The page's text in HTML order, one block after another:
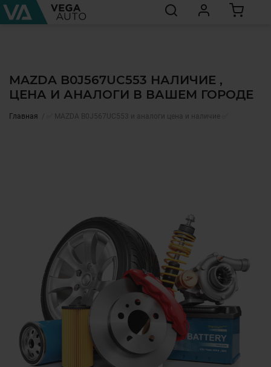
MAZDA B0J567UC553 НАЛИЧИЕ ,
ЦЕНА И АНАЛОГИ В ВАШЕМ ГОРОДЕ
Главная ✅ MAZDA B0J567UC553 и аналоги цена и наличие ✅